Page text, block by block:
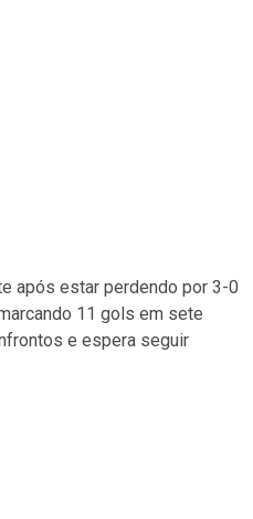
após estar perdendo por 3-0
11 gols em sete
e espera seguir